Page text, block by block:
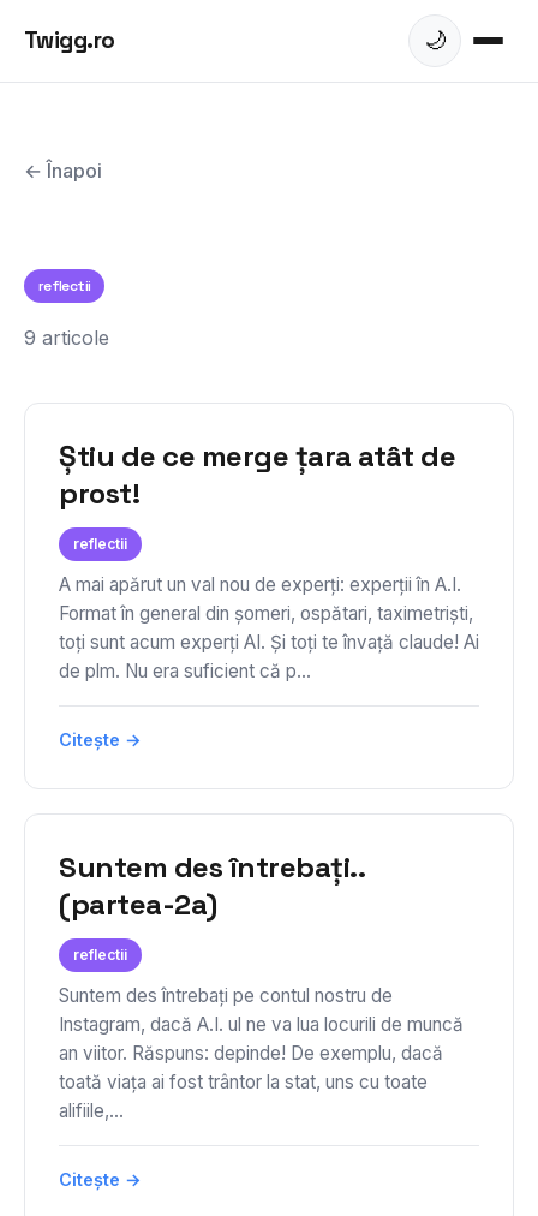
Twigg.ro 🌙
← Înapoi
reflectii
9 articole
Știu de ce merge țara atât de
prost!
reflectii
A mai apărut un val nou de experți: experții în A.I.
Format în general din șomeri, ospătari, taximetriști,
toți sunt acum experți AI. Și toți te învață claude! Ai
de plm. Nu era suficient că p...
Citește →
Suntem des întrebați..
(partea-2a)
reflectii
Suntem des întrebați pe contul nostru de
Instagram, dacă A.I. ul ne va lua locurili de muncă
an viitor. Răspuns: depinde! De exemplu, dacă
toată viața ai fost trântor la stat, uns cu toate
alifiile,...
Citește →